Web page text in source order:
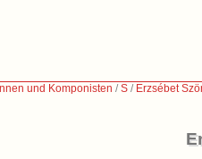
und Komponisten /S / Erzsébet